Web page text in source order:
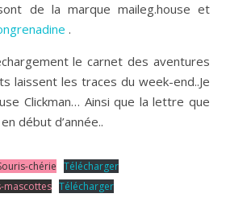
de la marque maileg.house et
.
le carnet des aventures
laissent les traces du week-end..Je
Clickman… Ainsi que la lettre que
début d’année..
chérie Télécharger
mascottes Télécharger